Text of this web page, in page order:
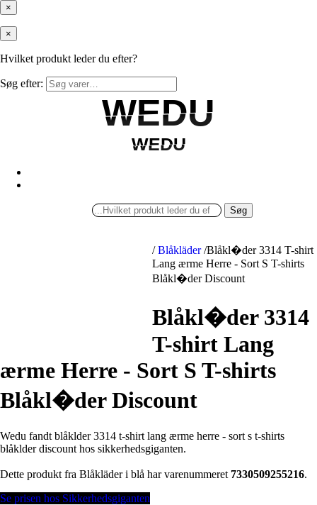
×
×
Hvilket produkt leder du efter?
Søg efter:
WEDU
WEDU
WEDU
WEDU
Søg
/ Blåkläder /Blåkl�der 3314 T-shirt
Lang ærme Herre - Sort S T-shirts
Blåkl�der Discount
Blåkl�der 3314
T-shirt Lang
ærme Herre - Sort S T-shirts
Blåkl�der Discount
Wedu fandt blåklder 3314 t-shirt lang ærme herre - sort s t-shirts
blåklder discount hos sikkerhedsgiganten.
Dette produkt fra Blåkläder i blå har varenummeret 7330509255216.
Se prisen hos Sikkerhedsgiganten